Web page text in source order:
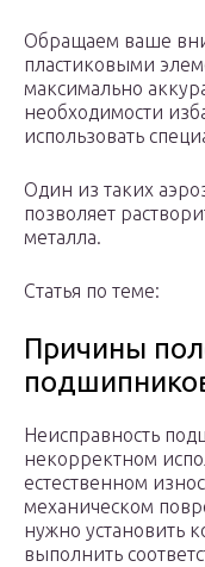
Обращаем ваше
пластиковыми
максимально
необходимости
использовать
Один из таких
позволяет
металла.
Статья по теме:
Причины
Неисправность
некорректном
естественном
механическом
нужно установить
выполнить